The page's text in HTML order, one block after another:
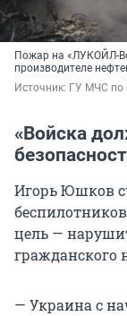
Пожар на «ЛУКОЙЛ-
производителе
Источник: ГУ МЧС по
«Войска
Игорь Юшков
цель —
гражданского
— Украина с